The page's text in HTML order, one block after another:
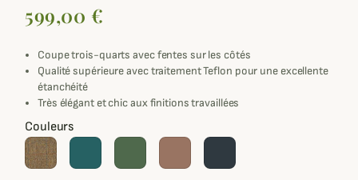
599,00 €
Coupe trois-quarts avec fentes sur les côtés
Qualité supérieure avec traitement Teflon pour une excellente
étanchéité
Très élégant et chic aux finitions travaillées
Couleurs